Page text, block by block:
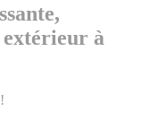
à